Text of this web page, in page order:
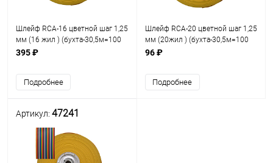
Шлейф RCA-16 цветной шаг 1,25
мм (16 жил ) (бухта-30,5м=100
футов) ЦЕНА за 1м (кабель
395 ₽
Подробнее
Шлейф RCA-20 цветной шаг 1,25
мм (20жил ) (бухта-30,5м=100
футов) ЦЕНА за 0,5м (кабель
96 ₽
Подробнее
Артикул: 47241